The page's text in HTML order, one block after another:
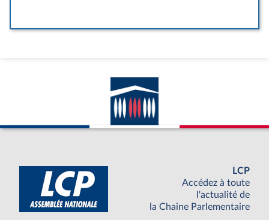
LCP
Accédez à toute
l'actualité de
la Chaine Parlementaire